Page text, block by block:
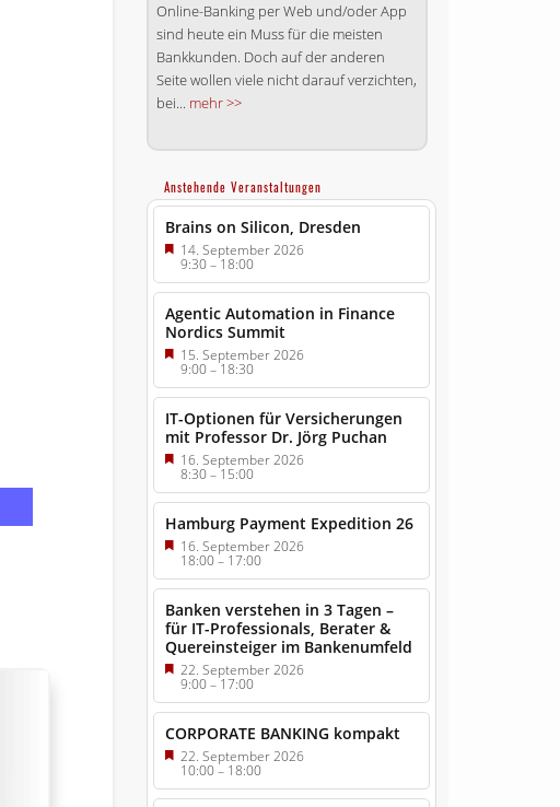
Online-Banking per Web und/oder App
sind heute ein Muss für die meisten
Bankkunden. Doch auf der anderen
Seite wollen viele nicht darauf verzichten,
bei... mehr >>
Anstehende Veranstaltungen
Brains on Silicon, Dresden
14. September 2026
9:30–18:00
Agentic Automation in Finance
Nordics Summit
15. September 2026
9:00–18:30
IT-Optionen für Versicherungen
mit Professor Dr. Jörg Puchan
16. September 2026
8:30–15:00
Hamburg Payment Expedition 26
16. September 2026
18:00– 17:00
Banken verstehen in 3 Tagen –
für IT-Professionals, Berater &
Quereinsteiger im Bankenumfeld
22. September 2026
9:00–17:00
CORPORATE BANKING kompakt
22. September 2026
10:00– 18:00